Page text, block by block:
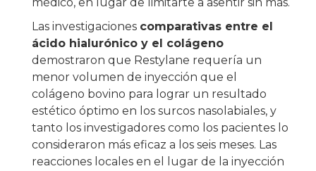
Las investigaciones comparativas entre el
ácido hialurónico y el colágeno
demostraron que Restylane requería un
menor volumen de inyección que el
colágeno bovino para lograr un resultado
estético óptimo en los surcos nasolabiales, y
tanto los investigadores como los pacientes lo
consideraron más eficaz a los seis meses. Las
reacciones locales en el lugar de la inyección